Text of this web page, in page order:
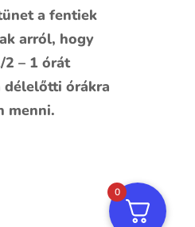
a fentiek
arról, hogy
– 1 órát
délelőtti órákra
menni.
0